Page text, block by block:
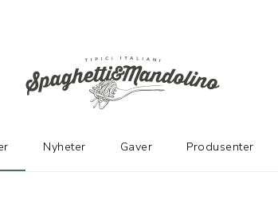
Nyheter Gaver Produsenter